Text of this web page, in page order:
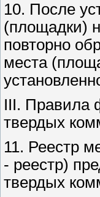
10. После
(площадки)
повторно
места
III. Правила
твердых
11. Реестр
- реестр)
твердых